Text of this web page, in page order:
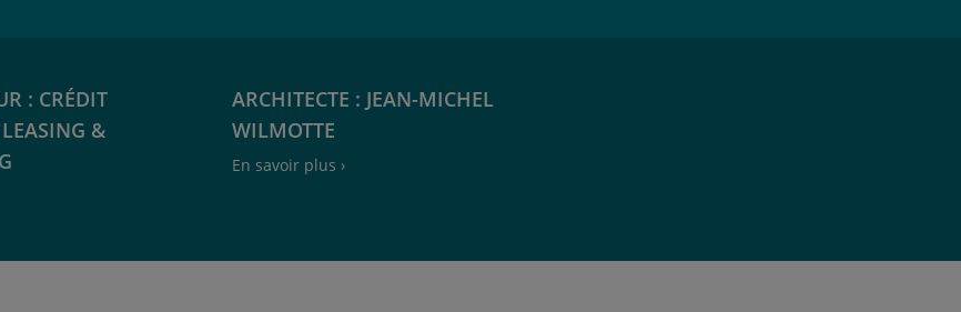
: CRÉDIT
&
ARCHITECTE : JEAN-MICHEL
WILMOTTE
En savoir plus ›